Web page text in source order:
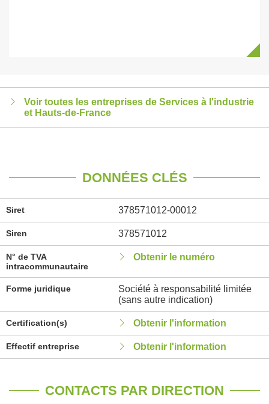
Voir toutes les entreprises de Services à l'industrie
et Hauts-de-France
DONNÉES CLÉS
Siret 378571012-00012
Siren 378571012
N° de TVA
intracommunautaire
Obtenir le numéro
Forme juridique
Société à responsabilité limitée
(sans autre indication)
Certification(s) Obtenir l'information
Effectif entreprise Obtenir l'information
CONTACTS PAR DIRECTION